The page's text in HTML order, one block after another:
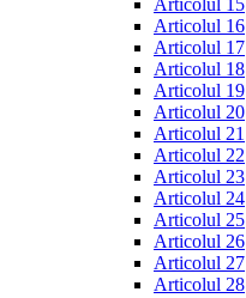
Articolul 16
Articolul 17
Articolul 18
Articolul 19
Articolul 20
Articolul 21
Articolul 22
Articolul 23
Articolul 24
Articolul 25
Articolul 26
Articolul 27
Articolul 28